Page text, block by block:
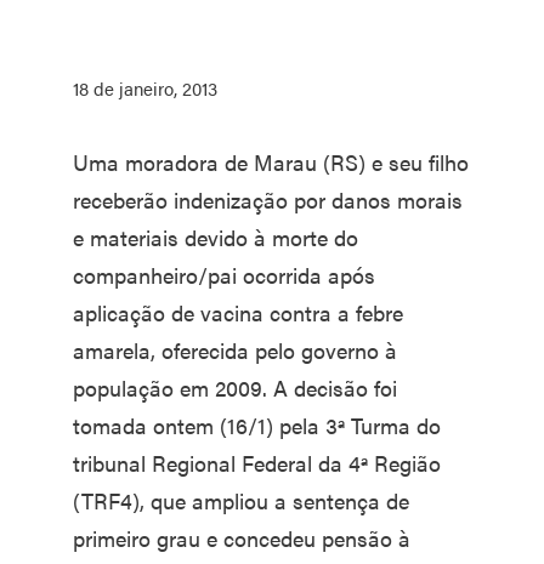
18 de janeiro, 2013
Uma moradora de Marau (RS) e seu filho
receberão indenização por danos morais
e materiais devido à morte do
companheiro/pai ocorrida após
aplicação de vacina contra a febre
amarela, oferecida pelo governo à
população em 2009. A decisão foi
tomada ontem (16/1) pela 3ª Turma do
tribunal Regional Federal da 4ª Região
(TRF4), que ampliou a sentença de
primeiro grau e concedeu pensão à